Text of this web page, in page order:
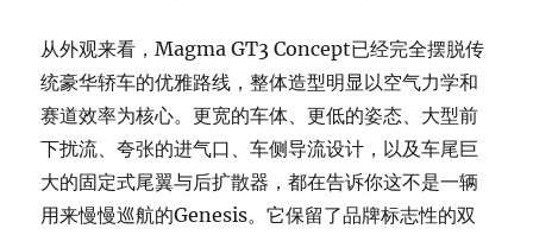
从外观来看，Magma GT3 Concept已经完全摆脱传
统豪华轿车的优雅路线，整体造型明显以空气力学和
赛道效率为核心。更宽的车体、更低的姿态、大型前
下扰流、夸张的进气口、车侧导流设计，以及车尾巨
大的固定式尾翼与后扩散器，都在告诉你这不是一辆
用来慢慢巡航的Genesis。它保留了品牌标志性的双